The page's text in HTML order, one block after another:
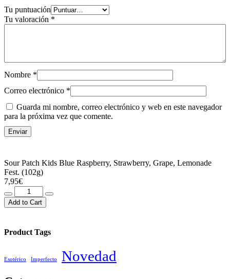
Tu puntuación
Tu valoración *
Nombre *
Correo electrónico *
Guarda mi nombre, correo electrónico y web en este navegador
para la próxima vez que comente.
Sour Patch Kids Blue Raspberry, Strawberry, Grape, Lemonade
Fest. (102g)
7,95€
Patch
Kids
Strawberry,
Fest.
Add to Cart
Product Tags
Esotérico Imperfecto Novedad